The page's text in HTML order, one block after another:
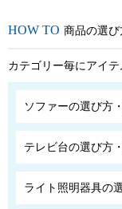
商品の選
カテゴリー毎にアイ
ソファーの選び方
テレビ台の選び方
ライト照明器具の